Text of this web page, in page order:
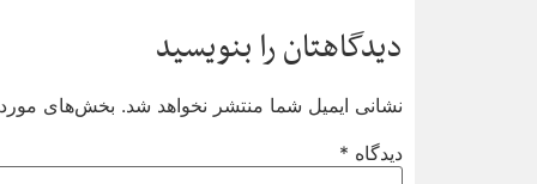
دیدگاهتان را بنویسید
نشانی ایمیل شما منتشر نخواهد شد. بخش‌های
دیدگاه *